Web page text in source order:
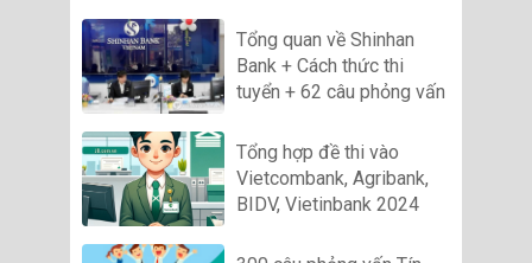
Tổng quan về Shinhan
Bank + Cách thức thi
tuyển + 62 câu phỏng vấn
Tổng hợp đề thi vào
Vietcombank, Agribank,
BIDV, Vietinbank 2024